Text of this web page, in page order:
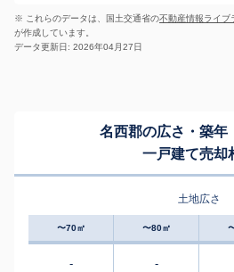
※ これらのデータは、国土交通省の不動産情報ライブ
が作成しています。
データ更新日: 2026年04月27日
名西郡の広さ・築年
一戸建て売却
土地広さ
〜70㎡ 〜80㎡
- -